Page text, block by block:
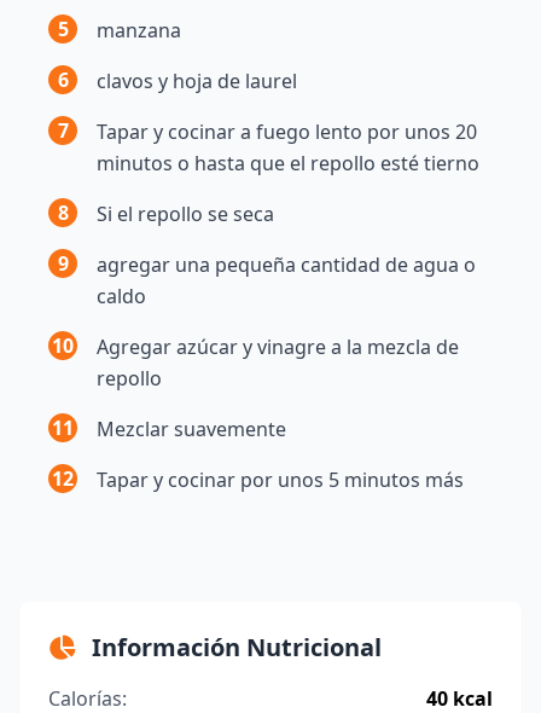
5
manzana
6
clavos y hoja de laurel
7
Tapar y cocinar a fuego lento por unos 20
minutos o hasta que el repollo esté tierno
8
Si el repollo se seca
9
agregar una pequeña cantidad de agua o
caldo
10
Agregar azúcar y vinagre a la mezcla de
repollo
11
Mezclar suavemente
12
Tapar y cocinar por unos 5 minutos más
Información Nutricional
Calorías:
40 kcal